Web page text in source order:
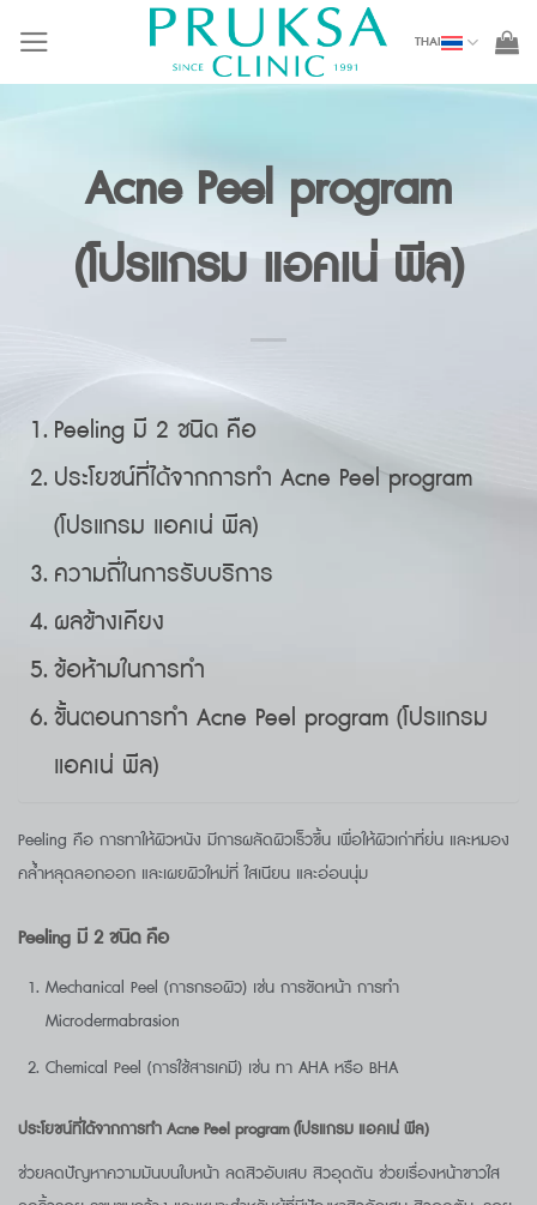
content
THAI
Acne Peel program
(โปรแกรม แอคเน่ พีล)
Peeling มี 2 ชนิด คือ
ประโยชน์ที่ได้จากการทำ Acne Peel program
(โปรแกรม แอคเน่ พีล)
ความถี่ในการรับบริการ
ผลข้างเคียง
ข้อห้ามในการทำ
ขั้นตอนการทำ Acne Peel program (โปรแกรม
แอคเน่ พีล)
Peeling คือ การทาให้ผิวหนัง มีการผลัดผิวเร็วขึ้น เพื่อให้ผิวเก่าที่ย่น และหมอง
คล้ำหลุดลอกออก และเผยผิวใหม่ที่ ใสเนียน และอ่อนนุ่ม
Peeling มี 2 ชนิด คือ
Mechanical Peel (การกรอผิว) เช่น การขัดหน้า การทำ
Microdermabrasion
Chemical Peel (การใช้สารเคมี) เช่น ทา AHA หรือ BHA
ประโยชน์ที่ได้จากการทำ Acne Peel program (โปรแกรม แอคเน่ พีล)
ช่วยลดปัญหาความมันบนใบหน้า ลดสิวอับเสบ สิวอุดตัน ช่วยเรื่องหน้าขาวใส